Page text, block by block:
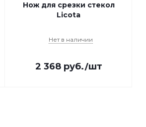
Нож для срезки стекол
Licota
Нет в наличии
2 368руб./шт